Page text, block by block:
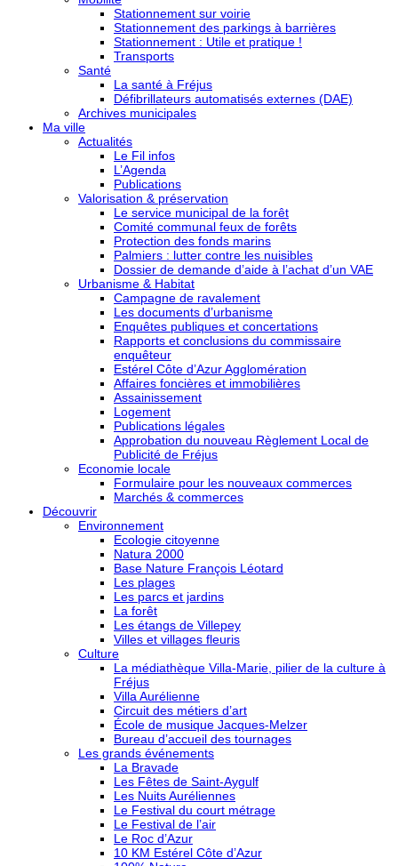
Stationnement sur voirie
Stationnement des parkings à barrières
Stationnement : Utile et pratique !
Transports
Santé
La santé à Fréjus
Défibrillateurs automatisés externes (DAE)
Archives municipales
Ma ville
Actualités
Le Fil infos
L’Agenda
Publications
Valorisation & préservation
Le service municipal de la forêt
Comité communal feux de forêts
Protection des fonds marins
Palmiers : lutter contre les nuisibles
Dossier de demande d’aide à l’achat d’un VAE
Urbanisme & Habitat
Campagne de ravalement
Les documents d’urbanisme
Enquêtes publiques et concertations
Rapports et conclusions du commissaire
enquêteur
Estérel Côte d’Azur Agglomération
Affaires foncières et immobilières
Assainissement
Logement
Publications légales
Approbation du nouveau Règlement Local de
Publicité de Fréjus
Economie locale
Formulaire pour les nouveaux commerces
Marchés & commerces
Découvrir
Environnement
Ecologie citoyenne
Natura 2000
Base Nature François Léotard
Les plages
Les parcs et jardins
La forêt
Les étangs de Villepey
Villes et villages fleuris
Culture
La médiathèque Villa-Marie, pilier de la culture à
Fréjus
Villa Aurélienne
Circuit des métiers d’art
École de musique Jacques-Melzer
Bureau d’accueil des tournages
Les grands événements
La Bravade
Les Fêtes de Saint-Aygulf
Les Nuits Auréliennes
Le Festival du court métrage
Le Festival de l’air
Le Roc d’Azur
10 KM Estérel Côte d’Azur